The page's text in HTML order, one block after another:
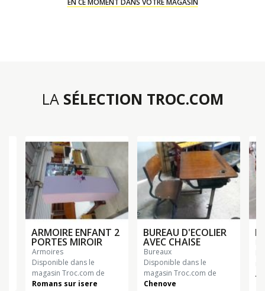
EN CE MOMENT DANS VOTRE MAGASIN
LA SÉLECTION TROC.COM
ARMOIRE ENFANT 2
PORTES MIROIR
armoires
Disponible dans le
magasin Troc.com de
Romans sur isere
BUREAU D'ECOLIER
AVEC CHAISE
bureaux
Disponible dans le
magasin Troc.com de
Chenove